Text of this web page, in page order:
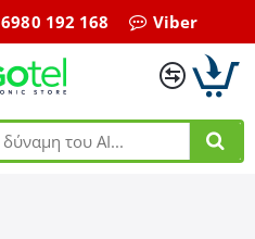
6980 192 168 Viber